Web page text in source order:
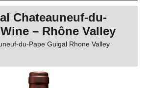
Chateauneuf-du-
– Rhône Valley
du-Pape Guigal Rhone Valley